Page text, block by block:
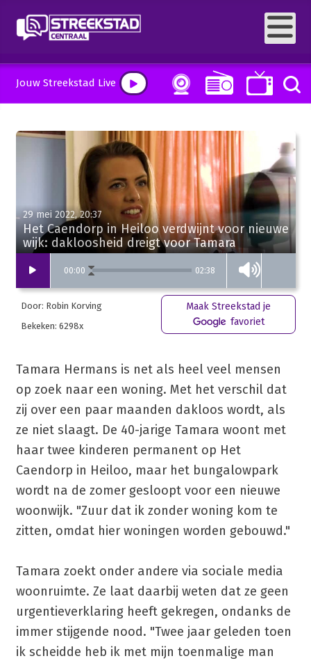
Jouw Streekstad Live
00:00 02:38
29 mei 2022, 20:37
Het Caendorp in Heiloo verdwijnt voor nieuwe
wijk: dakloosheid dreigt voor Tamara
Door: Robin Korving
Bekeken: 6298x
Maak Streekstad je
favoriet
Tamara Hermans is net als heel veel mensen
op zoek naar een woning. Met het verschil dat
zij over een paar maanden dakloos wordt, als
ze niet slaagt. De 40-jarige Tamara woont met
haar twee kinderen permanent op Het
Caendorp in Heiloo, maar het bungalowpark
wordt na de zomer gesloopt voor een nieuwe
woonwijk. "Zuur dat ik zonder woning kom te
zitten, omdat hier woningen worden gebouwd."
Tamara zoekt onder andere via sociale media
woonruimte. Ze laat daarbij weten dat ze geen
urgentieverklaring heeft gekregen, ondanks de
immer stijgende nood. "Twee jaar geleden toen
ik scheidde heb ik met mijn toenmalige man